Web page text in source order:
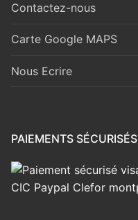
Contactez-nous
Carte Google MAPS
Nous Ecrire
PAIEMENTS SÉCURISÉS